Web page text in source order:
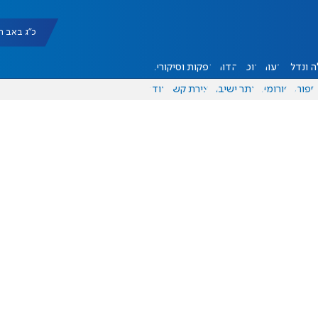
כ"ג באב תשפ"ו
ונדל"ן דעות אוכל יהדות הפקות וסיקורים
ספורט פורומים אתר ישיבה יצירת קשר עוד